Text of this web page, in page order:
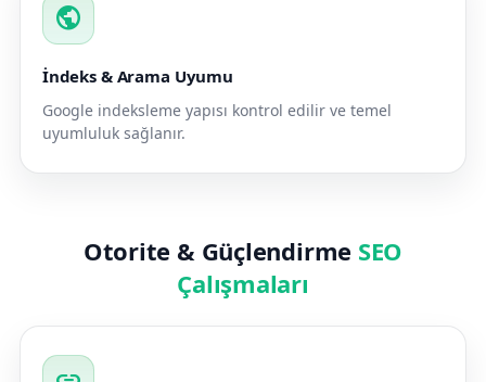
public
İndeks & Arama Uyumu
Google indeksleme yapısı kontrol edilir ve temel
uyumluluk sağlanır.
Otorite & Güçlendirme SEO
Çalışmaları